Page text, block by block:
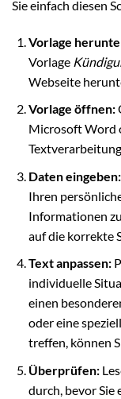
Sie einfach diesen
Vorlage
Vorlage
Webseite
Vorlage öffnen:
Microsoft Word
Daten eingeben:
Ihren
Informationen
auf die korrekte
Text anpassen:
individuelle
einen
oder eine
treffen, können
Überprüfen:
durch, bevor Sie